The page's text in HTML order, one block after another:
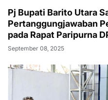
Pj Bupati Barito Utara
Pertanggungjawaban
pada Rapat Paripurna
September 08, 2025